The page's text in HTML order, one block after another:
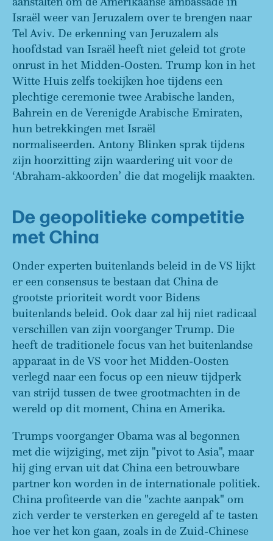
Israël weer van Jeruzalem over te brengen naar
Tel Aviv. De erkenning van Jeruzalem als
hoofdstad van Israël heeft niet geleid tot grote
onrust in het Midden-Oosten. Trump kon in het
Witte Huis zelfs toekijken hoe tijdens een
plechtige ceremonie twee Arabische landen,
Bahrein en de Verenigde Arabische Emiraten,
hun betrekkingen met Israël
normaliseerden. Antony Blinken sprak tijdens
zijn hoorzitting zijn waardering uit voor de
‘Abraham-akkoorden’ die dat mogelijk maakten.
De geopolitieke competitie
met China
Onder experten buitenlands beleid in de VS lijkt
er een consensus te bestaan dat China de
grootste prioriteit wordt voor Bidens
buitenlands beleid. Ook daar zal hij niet radicaal
verschillen van zijn voorganger Trump. Die
heeft de traditionele focus van het buitenlandse
apparaat in de VS voor het Midden-Oosten
verlegd naar een focus op een nieuw tijdperk
van strijd tussen de twee grootmachten in de
wereld op dit moment, China en Amerika.
Trumps voorganger Obama was al begonnen
met die wijziging, met zijn "pivot to Asia", maar
hij ging ervan uit dat China een betrouwbare
partner kon worden in de internationale politiek.
China profiteerde van die "zachte aanpak" om
zich verder te versterken en geregeld af te tasten
hoe ver het kon gaan, zoals in de Zuid-Chinese